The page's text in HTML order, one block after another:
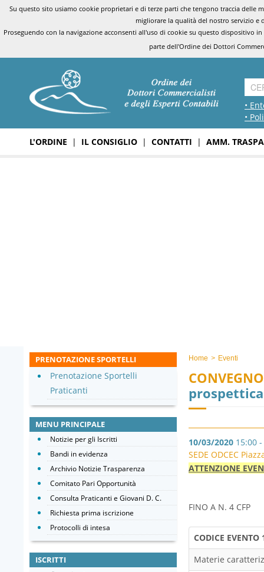
Su questo sito usiamo cookie proprietari e di terze parti che tengono traccia
migliorare la qualità del nostro servizio e
Proseguendo con la navigazione acconsenti all'uso di cookie su questo dispositivo
parte dell'Ordine dei Dottori
•
•
L'ORDINE | IL CONSIGLIO | CONTATTI | AMM.
Home > Eventi
prospettica
10/03/2020 15:00
SEDE ODCEC
ATTENZIONE
FINO A N. 4 CFP
CODICE EVENTO
Materie
PRENOTAZIONE SPORTELLI
Prenotazione Sportelli
Praticanti
MENU PRINCIPALE
Notizie per gli Iscritti
Bandi in evidenza
Archivio Notizie Trasparenza
Comitato Pari Opportunità
Consulta Praticanti e Giovani D. C.
Richiesta prima iscrizione
Protocolli di intesa
ISCRITTI